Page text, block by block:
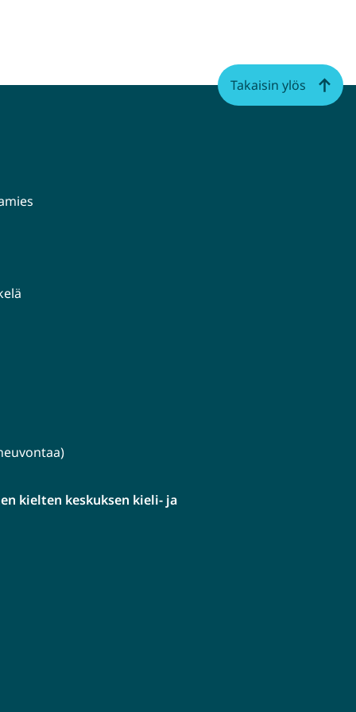
kielten keskuksen kieli- ja
Takaisin ylös